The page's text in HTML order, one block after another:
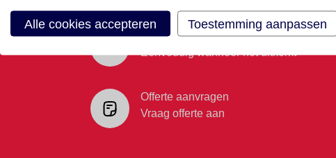
Maak een afspraak
Eenvoudig wanneer het uitkomt
Offerte aanvragen
Vraag offerte aan
Alle cookies accepteren Toestemming aanpassen